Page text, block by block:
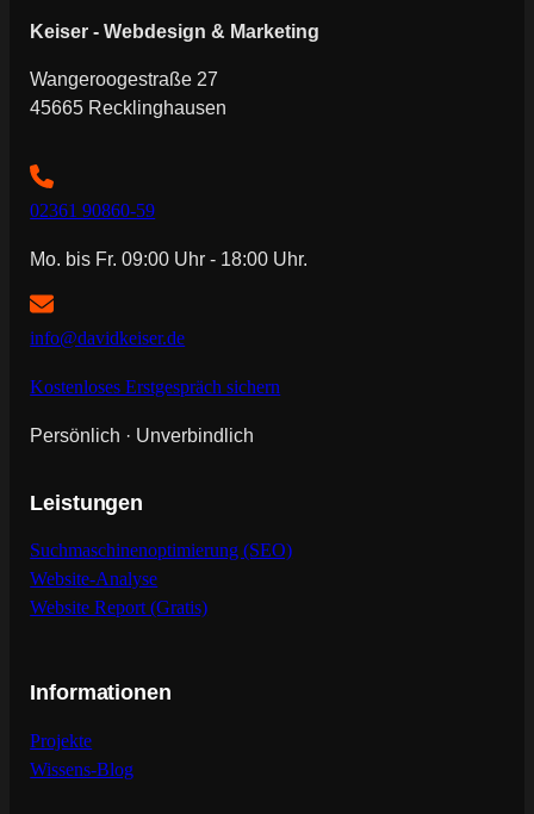
Keiser - Webdesign & Marketing
Wangeroogestraße 27
45665 Recklinghausen
02361 90860-59
Mo. bis Fr. 09:00 Uhr - 18:00 Uhr.
info@davidkeiser.de
Kostenloses Erstgespräch sichern
Persönlich · Unverbindlich
Leistungen
Suchmaschinenoptimierung (SEO)
Website-Analyse
Website Report (Gratis)
Informationen
Projekte
Wissens-Blog